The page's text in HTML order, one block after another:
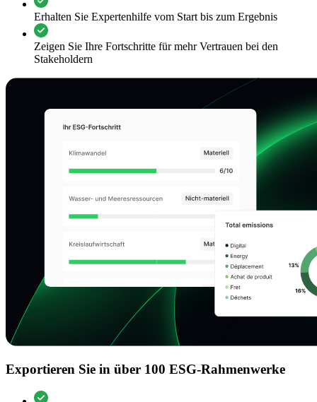
Erhalten Sie Expertenhilfe vom Start bis zum Ergebnis
Zeigen Sie Ihre Fortschritte für mehr Vertrauen bei den
Stakeholdern
Exportieren Sie in über 100 ESG-Rahmenwerke